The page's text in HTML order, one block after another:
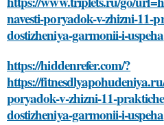
navesti-poryadok-v-zhizni-11-
dostizheniya-garmonii-i-uspeha
https://hiddenrefer.com/?
https://
poryadok-v-zhizni-11-
dostizheniya-garmonii-i-uspeha